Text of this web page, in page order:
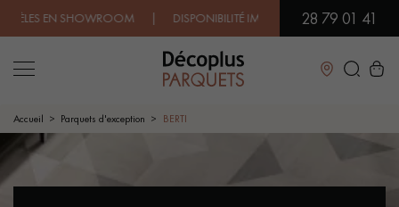
| DISPONIBILITÉ IMMÉDIATE | EXPÉDITION EXPRESS
28 79 01 41
Fermer
LES RECHERCHES LES PLUS COURANTES
CONTACTEZ-NOUS POUR VOTRE PROJET
Accueil Parquets d'exception BERTI